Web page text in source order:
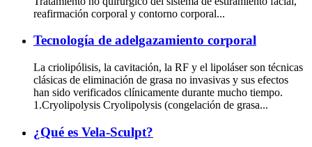
reafirmación corporal y contorno corporal...
Tecnología de adelgazamiento corporal
La criolipólisis, la cavitación, la RF y el lipoláser son técnicas
clásicas de eliminación de grasa no invasivas y sus efectos
han sido verificados clínicamente durante mucho tiempo.
1.Cryolipolysis Cryolipolysis (congelación de grasa...
¿Qué es Vela-Sculpt?